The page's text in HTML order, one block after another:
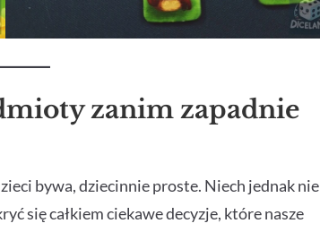
zanim zapadnie
bywa, dziecinnie proste. Niech jednak nie
się całkiem ciekawe decyzje, które nasze